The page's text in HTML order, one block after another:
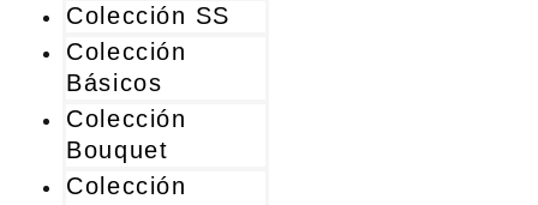
Colección SS
Colección
Básicos
Colección
Bouquet
Colección